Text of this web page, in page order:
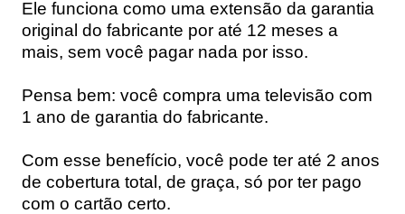
Ele funciona como uma extensão da garantia
original do fabricante por até 12 meses a
mais, sem você pagar nada por isso.
Pensa bem: você compra uma televisão com
1 ano de garantia do fabricante.
Com esse benefício, você pode ter até 2 anos
de cobertura total, de graça, só por ter pago
com o cartão certo.